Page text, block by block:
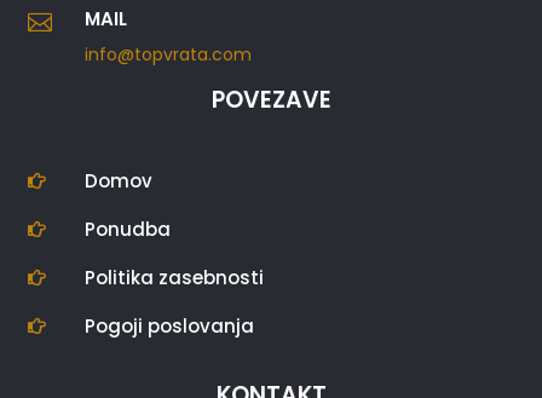
 MAIL
info@topvrata.com
POVEZAVE
 Domov
 Ponudba
 Politika zasebnosti
 Pogoji poslovanja